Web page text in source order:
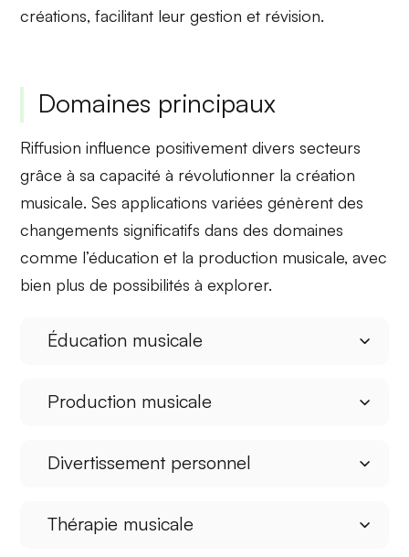
créations, facilitant leur gestion et révision.
Domaines principaux
Riffusion influence positivement divers secteurs
grâce à sa capacité à révolutionner la création
musicale. Ses applications variées génèrent des
changements significatifs dans des domaines
comme l’éducation et la production musicale, avec
bien plus de possibilités à explorer.
Éducation musicale
Production musicale
Divertissement personnel
Thérapie musicale